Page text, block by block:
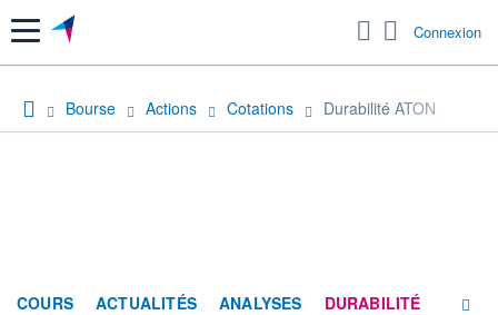
Menu Connexion
Bourse Actions Cotations Durabilité ATON
COURS ACTUALITÉS ANALYSES DURABILITÉ